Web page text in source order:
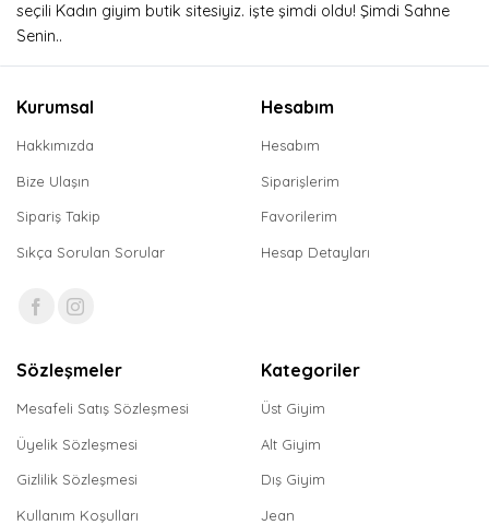
seçili Kadın giyim butik sitesiyiz. işte şimdi oldu! Şimdi Sahne
Senin..
Kurumsal
Hakkımızda
Bize Ulaşın
Sipariş Takip
Sıkça Sorulan Sorular
Hesabım
Hesabım
Siparişlerim
Favorilerim
Hesap Detayları
Sözleşmeler
Mesafeli Satış Sözleşmesi
Üyelik Sözleşmesi
Gizlilik Sözleşmesi
Kullanım Koşulları
Kategoriler
Üst Giyim
Alt Giyim
Dış Giyim
Jean